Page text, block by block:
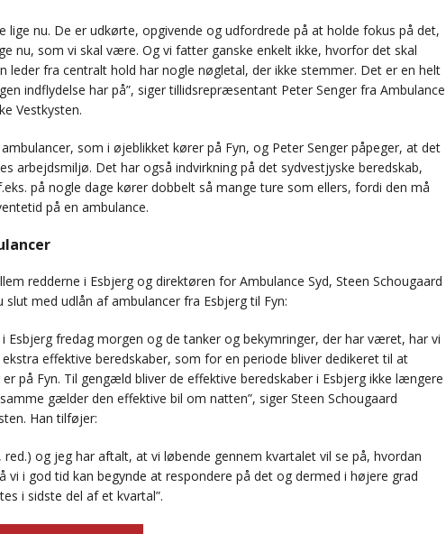
lige nu. De er udkørte, opgivende og udfordrede på at holde fokus på det,
nu, som vi skal være. Og vi fatter ganske enkelt ikke, hvorfor det skal
leder fra centralt hold har nogle nøgletal, der ikke stemmer. Det er en helt
indflydelse har på”, siger tillidsrepræsentant Peter Senger fra Ambulance
Vestkysten.
som i øjeblikket kører på Fyn, og Peter Senger påpeger, at det
arbejdsmiljø. Det har også indvirkning på det sydvestjyske beredskab,
på nogle dage kører dobbelt så mange ture som ellers, fordi den må
på en ambulance.
redderne i Esbjerg og direktøren for Ambulance Syd, Steen Schougaard
med udlån af ambulancer fra Esbjerg til Fyn:
Esbjerg fredag morgen og de tanker og bekymringer, der har været, har vi
effektive beredskaber, som for en periode bliver dedikeret til at
på Fyn. Til gengæld bliver de effektive beredskaber i Esbjerg ikke længere
gælder den effektive bil om natten”, siger Steen Schougaard
Han tilføjer:
red.) og jeg har aftalt, at vi løbende gennem kvartalet vil se på, hvordan
vi i god tid kan begynde at respondere på det og dermed i højere grad
i sidste del af et kvartal”.